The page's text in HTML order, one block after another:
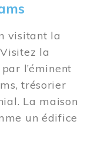
visitant la
la
l’éminent
trésorier
La maison
un édifice